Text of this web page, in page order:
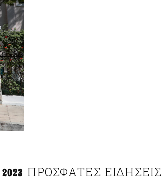
ΠΡΟΣΦΑΤΕΣ ΕΙΔΗΣΕΙΣ